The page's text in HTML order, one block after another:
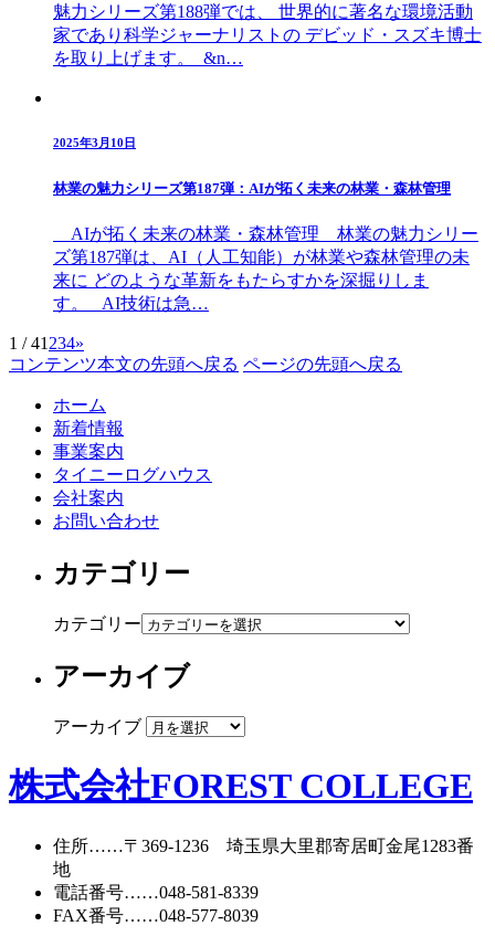
魅力シリーズ第188弾では、 世界的に著名な環境活動
家であり科学ジャーナリストの デビッド・スズキ博士
を取り上げます。 &n…
2025年3月10日
林業の魅力シリーズ第187弾：AIが拓く未来の林業・森林管理
AIが拓く未来の林業・森林管理 林業の魅力シリー
ズ第187弾は、AI（人工知能）が林業や森林管理の未
来に どのような革新をもたらすかを深掘りしま
す。 AI技術は急…
1 / 41 234»
コンテンツ本文の先頭へ戻る ページの先頭へ戻る
ホーム
新着情報
事業案内
タイニーログハウス
会社案内
お問い合わせ
カテゴリー
カテゴリー
アーカイブ
アーカイブ
株式会社FOREST COLLEGE
住所……〒369-1236 埼玉県大里郡寄居町金尾1283番
地
電話番号……048-581-8339
FAX番号……048-577-8039